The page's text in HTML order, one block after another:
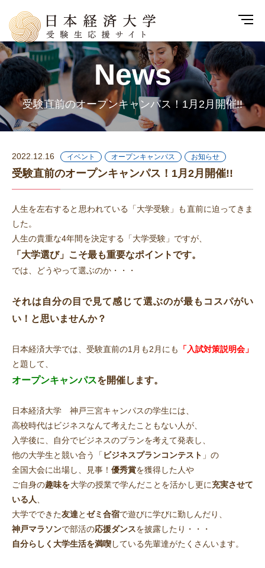
News
受験直前のオープンキャンパス！1月2月開催!!
2022.12.16 イベント オープンキャンパス お知らせ
受験直前のオープンキャンパス！1月2月開催!!
人生を左右すると思われている「大学受験」も直前に迫ってきま
した。
人生の貴重な4年間を決定する「大学受験」ですが、
「大学選び」こそ最も重要なポイントです。
では、どうやって選ぶのか・・・
それは自分の目で見て感じて選ぶのが最もコスパがい
い！と思いませんか？
日本経済大学では、受験直前の1月も2月にも
「入試対策説明会」
と題して、
オープンキャンパスを開催します。
日本経済大学 神戸三宮キャンパスの学生には、
高校時代はビジネスなんて考えたこともない人が、
入学後に、自分でビジネスのプランを考えて発表し、
他の大学生と競い合う「 ビジネスプランコンテスト 」の
全国大会に出場し、見事！ 優秀賞を獲得した人や
ご自身の趣味を大学の授業で学んだことを活かし更に充実させて
いる人
大学でできた友達とゼミ合宿で遊びに学びに勤しんだり、
神戸マラソンで部活の応援ダンスを披露したり・・・
自分らしく大学生活を満喫している先輩達がたくさんいます。